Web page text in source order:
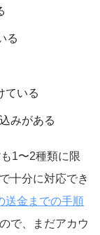
る
ている
みがある
1〜2種類に限
十分に対応でき
送金までの手順
で、まだアカウ